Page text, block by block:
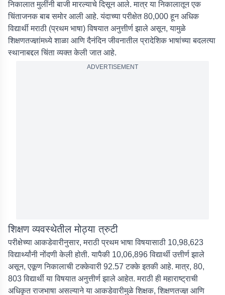
निकालात मुलींनी बाजी मारल्याचे दिसून आले. मात्र या निकालातून एक
चिंताजनक बाब समोर आली आहे. यंदाच्या परीक्षेत 80,000 हून अधिक
विद्यार्थी मराठी (प्रथम भाषा) विषयात अनुत्तीर्ण झाले असून, यामुळे
शिक्षणतज्ज्ञांमध्ये शाळा आणि दैनंदिन जीवनातील प्रादेशिक भाषांच्या बदलत्या
स्थानाबद्दल चिंता व्यक्त केली जात आहे.
ADVERTISEMENT
शिक्षण व्यवस्थेतील मोठ्या त्रुटी
परीक्षेच्या आकडेवारीनुसार, मराठी प्रथम भाषा विषयासाठी 10,98,623
विद्यार्थ्यांनी नोंदणी केली होती. यापैकी 10,06,896 विद्यार्थी उत्तीर्ण झाले
असून, एकूण निकालाची टक्केवारी 92.57 टक्के इतकी आहे. मात्र, 80,
803 विद्यार्थी या विषयात अनुत्तीर्ण झाले आहेत. मराठी ही महाराष्ट्राची
अधिकृत राजभाषा असल्याने या आकडेवारीमुळे शिक्षक, शिक्षणतज्ज्ञ आणि